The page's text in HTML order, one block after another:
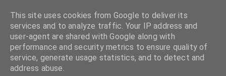
This site uses cookies from Google to deliver its
services and to analyze traffic. Your IP address and
user-agent are shared with Google along with
performance and security metrics to ensure quality of
service, generate usage statistics, and to detect and
address abuse.